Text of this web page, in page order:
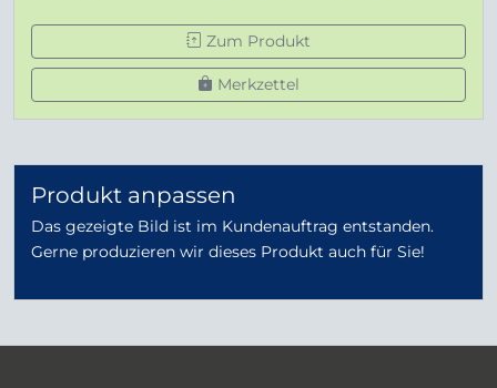
Zum Produkt
Merkzettel
Produkt anpassen
Das gezeigte Bild ist im Kundenauftrag entstanden.
Gerne produzieren wir dieses Produkt auch für Sie!